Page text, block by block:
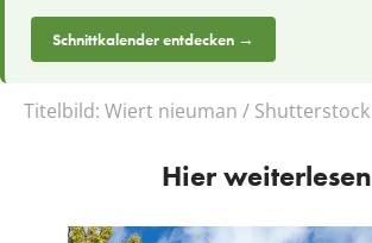
Schnittkalender entdecken →
Titelbild: Wiert nieuman / Shutterstock
Hier weiterlesen